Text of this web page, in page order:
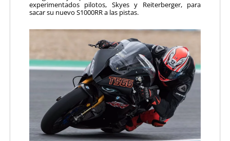
experimentados pilotos, Skyes y Reiterberger, para
sacar su nuevo S1000RR a las pistas.